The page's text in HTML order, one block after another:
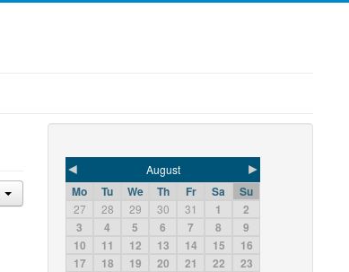
◄ August ►
Mo Tu We Th Fr Sa Su
27 28 29 30 31 1
2
3
4 5 6 7 8
9
10
11 12 13 14 15
16
17
18 19 20 21 22
23